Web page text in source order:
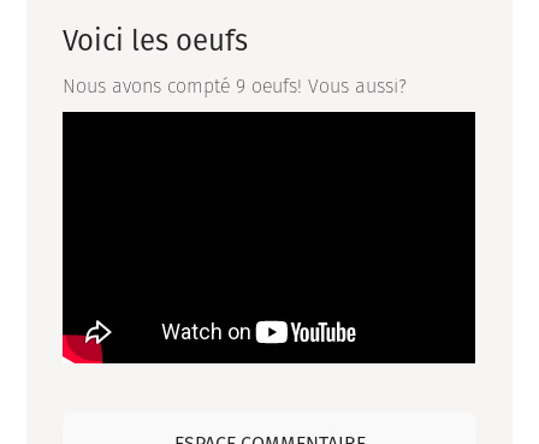
Voici les oeufs
Nous avons compté 9 oeufs! Vous aussi?